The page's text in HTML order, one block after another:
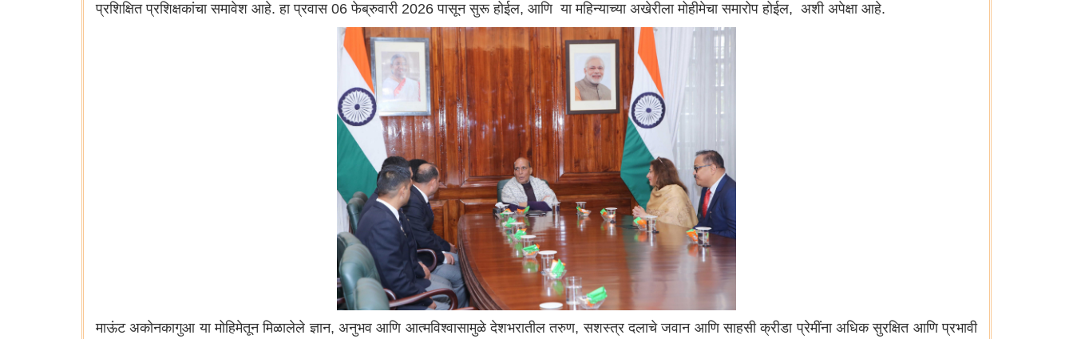
प्रशिक्षित प्रशिक्षकांचा समावेश आहे. हा प्रवास 06 फेब्रुवारी 2026 पासून सुरू होईल, आणि या महिन्याच्या अखेरीला मोहीमेचा समारोप होईल, अशी अपेक्षा आहे.
माऊंट अकोनकागुआ या मोहिमेतून मिळालेले ज्ञान, अनुभव आणि आत्मविश्वासामुळे देशभरातील तरुण, सशस्त्र दलाचे जवान आणि साहसी क्रीडा प्रेमींना अधिक सुरक्षित आणि प्रभावी